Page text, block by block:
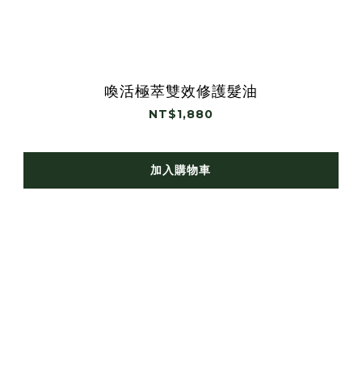
喚活極萃雙效修護髮油
NT$1,880
加入購物車